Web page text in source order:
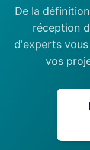
De la
réception
d'experts
vos